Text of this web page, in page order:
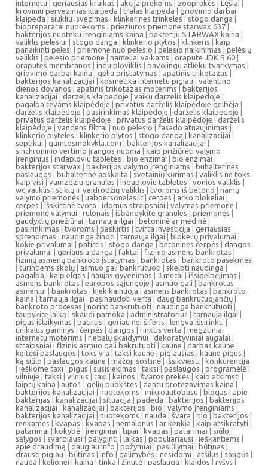
internetu | geriausias kraikas | akcija prekems | zooprekės | Lęšiai |
kroviniu pervezimas klaipeda | tralas klaipeda | griovimo darbai
klaipeda | siukliu isvezimas | klinkerines trinkeles | stogo danga |
biopreparatai nuotekoms | prieziuros priemone starwax 637 |
bakterijos nuoteku irenginiams kaina | bakteriju STARWAX kaina |
valiklis pelesiui | stogo danga | klinkerio plytos | klinkeris | kaip
panaikinti pelesi | priemone nuo pelesio | pelesio naikinimas | pelėsių
valiklis | pelesio priemone | nameliai vaikams | orapute JDK S 60 |
oraputes membranos | indu ploviklis | pavojingu atlieku tvarkymas |
griovimo darbai kaina | geliu pristatymas | apatinis trikotazas |
bakterijos kanalizacijai | kosmetika internetu pigiau | valentino
dienos dovanos | apatinis trikotazas moterims | bakterijos
kanalizacijai | darzelis klaipedoje | vaiku darzelis klaipedoje |
pagalba tėvams klaipėdoje | privatus darželis klaipėdoje gelbėja |
darželis klaipėdoje | pasirinkimas klaipėdoje | darželis klaipėdoje |
privatus darželis klaipėdoje | privatus darželis klaipėdoje | darželis
klaipėdoje | vandens filtrai | nuo pelesio | fasado atnaujinimas |
klinkerio plyteles | klinkerio plytos | stogo danga | kanalizacijai |
septikui | gamtosmokykla.com | bakterijos kanalizacijai |
sinchroninio vertimo įrangos nuoma | kaip prižiūrėti valymo
įrenginius | indaploviu tabletes | bio enzimai | bio enzimai |
bakterijos starwax | bakterijos valymo įrenginiams | buhalterines
paslaugos | buhalterine apskaita | svetainių kūrimas | valiklis ne toks
kaip visi | vamzdziu granules | indaploviu tabletes | vonios valiklis |
wc valiklis | stiklų ir veidrodžių valiklis | tvoroms iš betono | namų
valymo priemonės | uabpersonalas.lt | cerpes | arko blokeliai |
cerpes | išskirtinė tvora | idomus straipsniai | valymas priemone |
priemonė valymui | rulonais | išbandykite granules | priemonės |
gaudyklių priežiūrai | tarnauja ilgai | betoninė ar medinė |
pasirinkimas | tvoroms | paskirtis | tvirta investicija | geriausias
sprendimas | naudinga žinoti | tarnauja ilgai | blokelių privalumai |
kokie privalumai | patirtis | stogo danga | betoninės čerpės | dangos
privalumai | geriausia danga | faktai | fizinio asmens bankrotas |
fizinių asmenų bankroto įstatymas | bankrotas | bankroto pasekmės
| turintiems skolų | asmuo gali bankrutuoti | skelbti naudinga |
pagalba | kaip elgtis | naujas gyvenimas | 3 metai | išsigelbėjimas |
asmens bankrotas | europos sąjungoje | asmuo gali | bankrotas
asmeniui | bankrotas | kiek kainuoja | asmens bankrotas | bankroto
kaina | tarnauja ilgai | pasinaudoti verta | daug bankrutuojančių |
bankroto procesas | norint bankrutuoti | naudinga bankrutuoti |
taupykite laiką | skaudi pamoka | administratorius | tarnauja ilgai |
pigus išlaikymas | patirtis | geriau nei šiferis | lengva išsirinkti |
unikalus gaminys | čerpės | dangos | rinktis verta | megztiniai
internetu moterims | riebalų skaidymui | dekoratyviniai augalai |
straipsniai | fizinis asmuo gali bakrutuoti | kaune | darbas kaune |
keitėsi paslaugos | toks yra | taksi kaune | pigiausias | kaune pigus |
ką siūlo | paslaugos kaune | mažoji sostinė | išsikviesti | konkurencija
| ieškome taxi | pigus | susisiekimas | taksi | paslaugos | programėlė |
vilniuje | taksi | vilnius | taxi | kainos | švaros prekės | kaip atkimsti |
laiptų kaina | auto1 | gėlių puokštės | dantu protezavimas kaina |
bakterijos kanalizacijai | nuotekoms | mikroautobusu | blogas | apie
bakterijas | kanalizacijai | situacija | padeda | bakterijos | bakterijos
kanalizacijai | kanalizacijai | bakterijos | bio | valymo įrenginiams |
bakterijos kanalizacijai | nuotekoms | nauda | švara |bio | bakterijos |
renkamės | kvapas | kvapas | nemalonus | ar kenkia | kaip atsikratyti |
patarimai | kokybė | įrenginiai | tipai | kvapas | patarimai | siūlo |
sąlygos | svarbiausi |palyginti | laikas | populiariausi | ieškantiems |
apie draudimą | daugiau info | požymiai | pasiūlymai | būtinas |
drausti pigiau| būtinas | info | galimybės | nesidomi | atšilus | saugūs |
nauda | kelionei | kaina | tinka | žinutė | paslauga | klaidos | ryšys |